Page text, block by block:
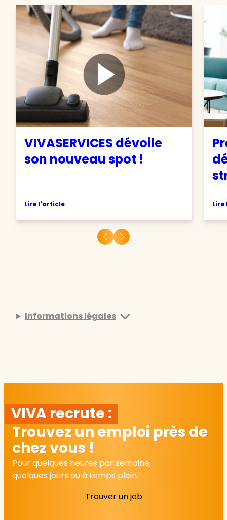
VIVASERVICES dévoile
son nouveau spot !
Lire l'article
Informations légales
VIVA recrute :
Trouvez un emploi près de
chez vous !
Pour quelques heures par semaine,
quelques jours ou à temps plein.
Trouver un job